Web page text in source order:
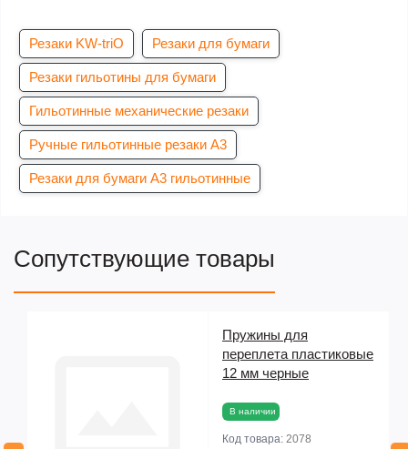
Резаки KW-triO Резаки для бумаги
Резаки гильотины для бумаги
Гильотинные механические резаки
Ручные гильотинные резаки А3
Резаки для бумаги А3 гильотинные
Сопутствующие товары
Пружины для
переплета пластиковые
12 мм черные
В наличии
Код товара: 2078